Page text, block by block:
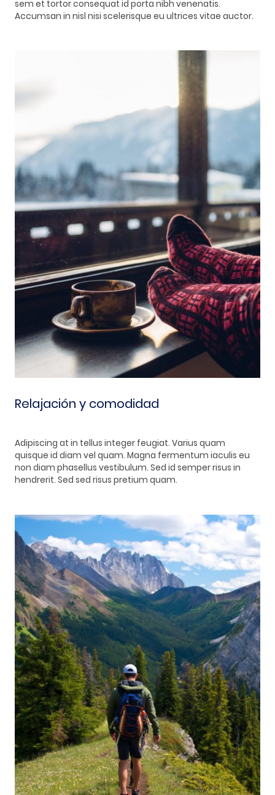
sem et tortor consequat id porta nibh venenatis.
Accumsan in nisl nisi scelerisque eu ultrices vitae auctor.
Relajación y comodidad
Adipiscing at in tellus integer feugiat. Varius quam
quisque id diam vel quam. Magna fermentum iaculis eu
non diam phasellus vestibulum. Sed id semper risus in
hendrerit. Sed sed risus pretium quam.